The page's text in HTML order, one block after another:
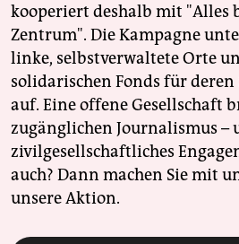
kooperiert deshalb mit "Alles
Zentrum". Die Kampagne
linke, selbstverwaltete Orte
solidarischen Fonds für
auf. Eine offene Gesellschaft
zugänglichen Journalismus –
zivilgesellschaftliches
auch? Dann machen Sie mit
unsere Aktion.